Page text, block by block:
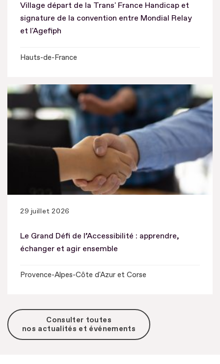
Village départ de la Trans' France Handicap et
signature de la convention entre Mondial Relay
et l'Agefiph
Hauts-de-France
29 juillet 2026
Le Grand Défi de l’Accessibilité : apprendre,
échanger et agir ensemble
Provence-Alpes-Côte d'Azur et Corse
Consulter toutes
nos actualités et événements